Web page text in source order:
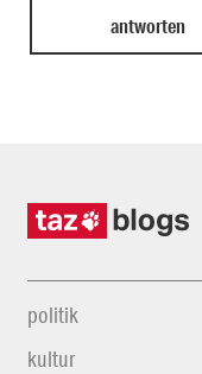
politik
kultur